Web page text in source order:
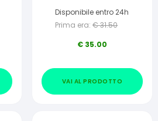
Disponibile entro 24h
Prima era: €31.50
€ 35.00
VAI AL PRODOTTO